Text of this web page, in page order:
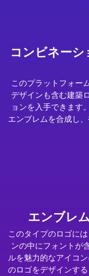
コンビネーシ
このプラットフォー
デザインも含む建築
ョンを入手できます
エンブレムを合成し
エンブレ
このタイプのロゴに
ンの中にフォントが
ルを魅力的なアイコ
のロゴをデザインす